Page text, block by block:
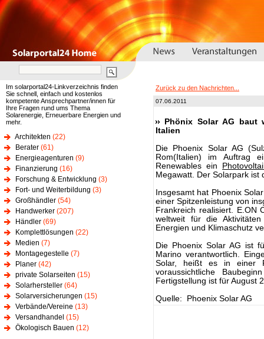
Im solarportal24-Linkverzeichnis finden
Sie schnell, einfach und kostenlos
kompetente Ansprechpartner/innen für
Ihre Fragen rund ums Thema
Solarenergie, Erneuerbare Energien und
mehr.
Architekten (22)
Berater (61)
Energieagenturen (9)
Finanzierung (16)
Forschung & Entwicklung (3)
Fort- und Weiterbildung (3)
Großhändler (54)
Handwerker (207)
Händler (69)
Komplettlösungen (22)
Medien (7)
Montagegestelle (7)
Planer (42)
private Solarseiten (15)
Solarhersteller (64)
Solarversicherungen (15)
Verbände/Vereine (13)
Versandhandel (15)
Ökologisch Bauen (12)
Zurück zu den Nachrichten...
07.06.2011
Phönix Solar AG baut
Italien
Die Phoenix Solar AG
Rom(Italien) im Auftrag
Renewables ein
Megawatt. Der Solarpark ist
Insgesamt hat Phoenix
einer Spitzenleistung von
Frankreich realisiert. E.ON
weltweit für die
Energien und Klimaschutz
Die Phoenix Solar AG ist
Marino verantwortlich.
Solar, heißt es in einer
voraussichtliche
Fertigstellung ist für August
Quelle: Phoenix Solar AG